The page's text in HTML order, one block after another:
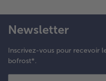
Newsletter
Inscrivez-vous pour recevoir
bofrost*.